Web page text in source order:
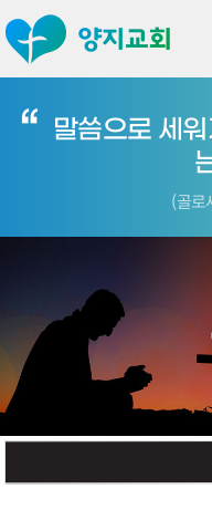
말씀으로 세
(골로